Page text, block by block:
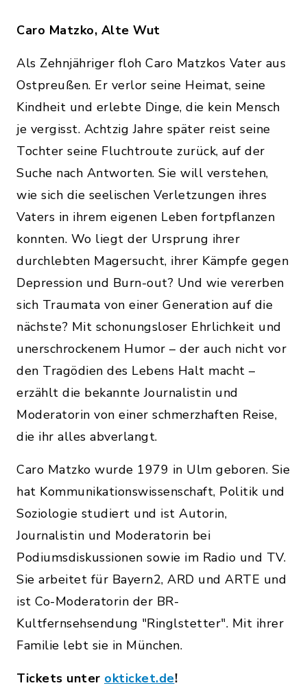
Caro Matzko, Alte Wut
Als Zehnjähriger floh Caro Matzkos Vater aus
Ostpreußen. Er verlor seine Heimat, seine
Kindheit und erlebte Dinge, die kein Mensch
je vergisst. Achtzig Jahre später reist seine
Tochter seine Fluchtroute zurück, auf der
Suche nach Antworten. Sie will verstehen,
wie sich die seelischen Verletzungen ihres
Vaters in ihrem eigenen Leben fortpflanzen
konnten. Wo liegt der Ursprung ihrer
durchlebten Magersucht, ihrer Kämpfe gegen
Depression und Burn-out? Und wie vererben
sich Traumata von einer Generation auf die
nächste? Mit schonungsloser Ehrlichkeit und
unerschrockenem Humor – der auch nicht vor
den Tragödien des Lebens Halt macht –
erzählt die bekannte Journalistin und
Moderatorin von einer schmerzhaften Reise,
die ihr alles abverlangt.
Caro Matzko wurde 1979 in Ulm geboren. Sie
hat Kommunikationswissenschaft, Politik und
Soziologie studiert und ist Autorin,
Journalistin und Moderatorin bei
Podiumsdiskussionen sowie im Radio und TV.
Sie arbeitet für Bayern2, ARD und ARTE und
ist Co-Moderatorin der BR-
Kultfernsehsendung "Ringlstetter". Mit ihrer
Familie lebt sie in München.
Tickets unter okticket.de!